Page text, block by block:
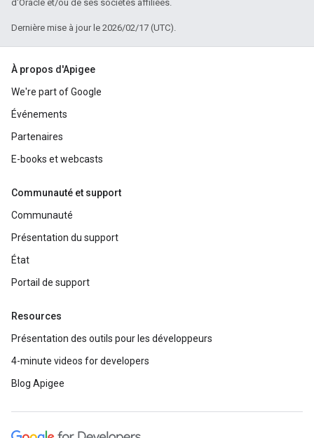
d'Oracle et/ou de ses sociétés affiliées.
Dernière mise à jour le 2026/02/17 (UTC).
À propos d'Apigee
We're part of Google
Événements
Partenaires
E-books et webcasts
Communauté et support
Communauté
Présentation du support
État
Portail de support
Resources
Présentation des outils pour les développeurs
4-minute videos for developers
Blog Apigee